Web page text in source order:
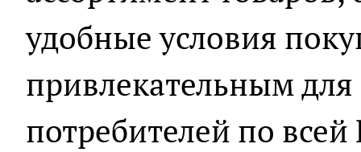
удобные условия
привлекательным
потребителей по всей